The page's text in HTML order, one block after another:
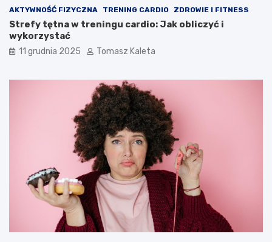
AKTYWNOŚĆ FIZYCZNA TRENING CARDIO ZDROWIE I FITNESS
Strefy tętna w treningu cardio: Jak obliczyć i
wykorzystać
11 grudnia 2025 Tomasz Kaleta